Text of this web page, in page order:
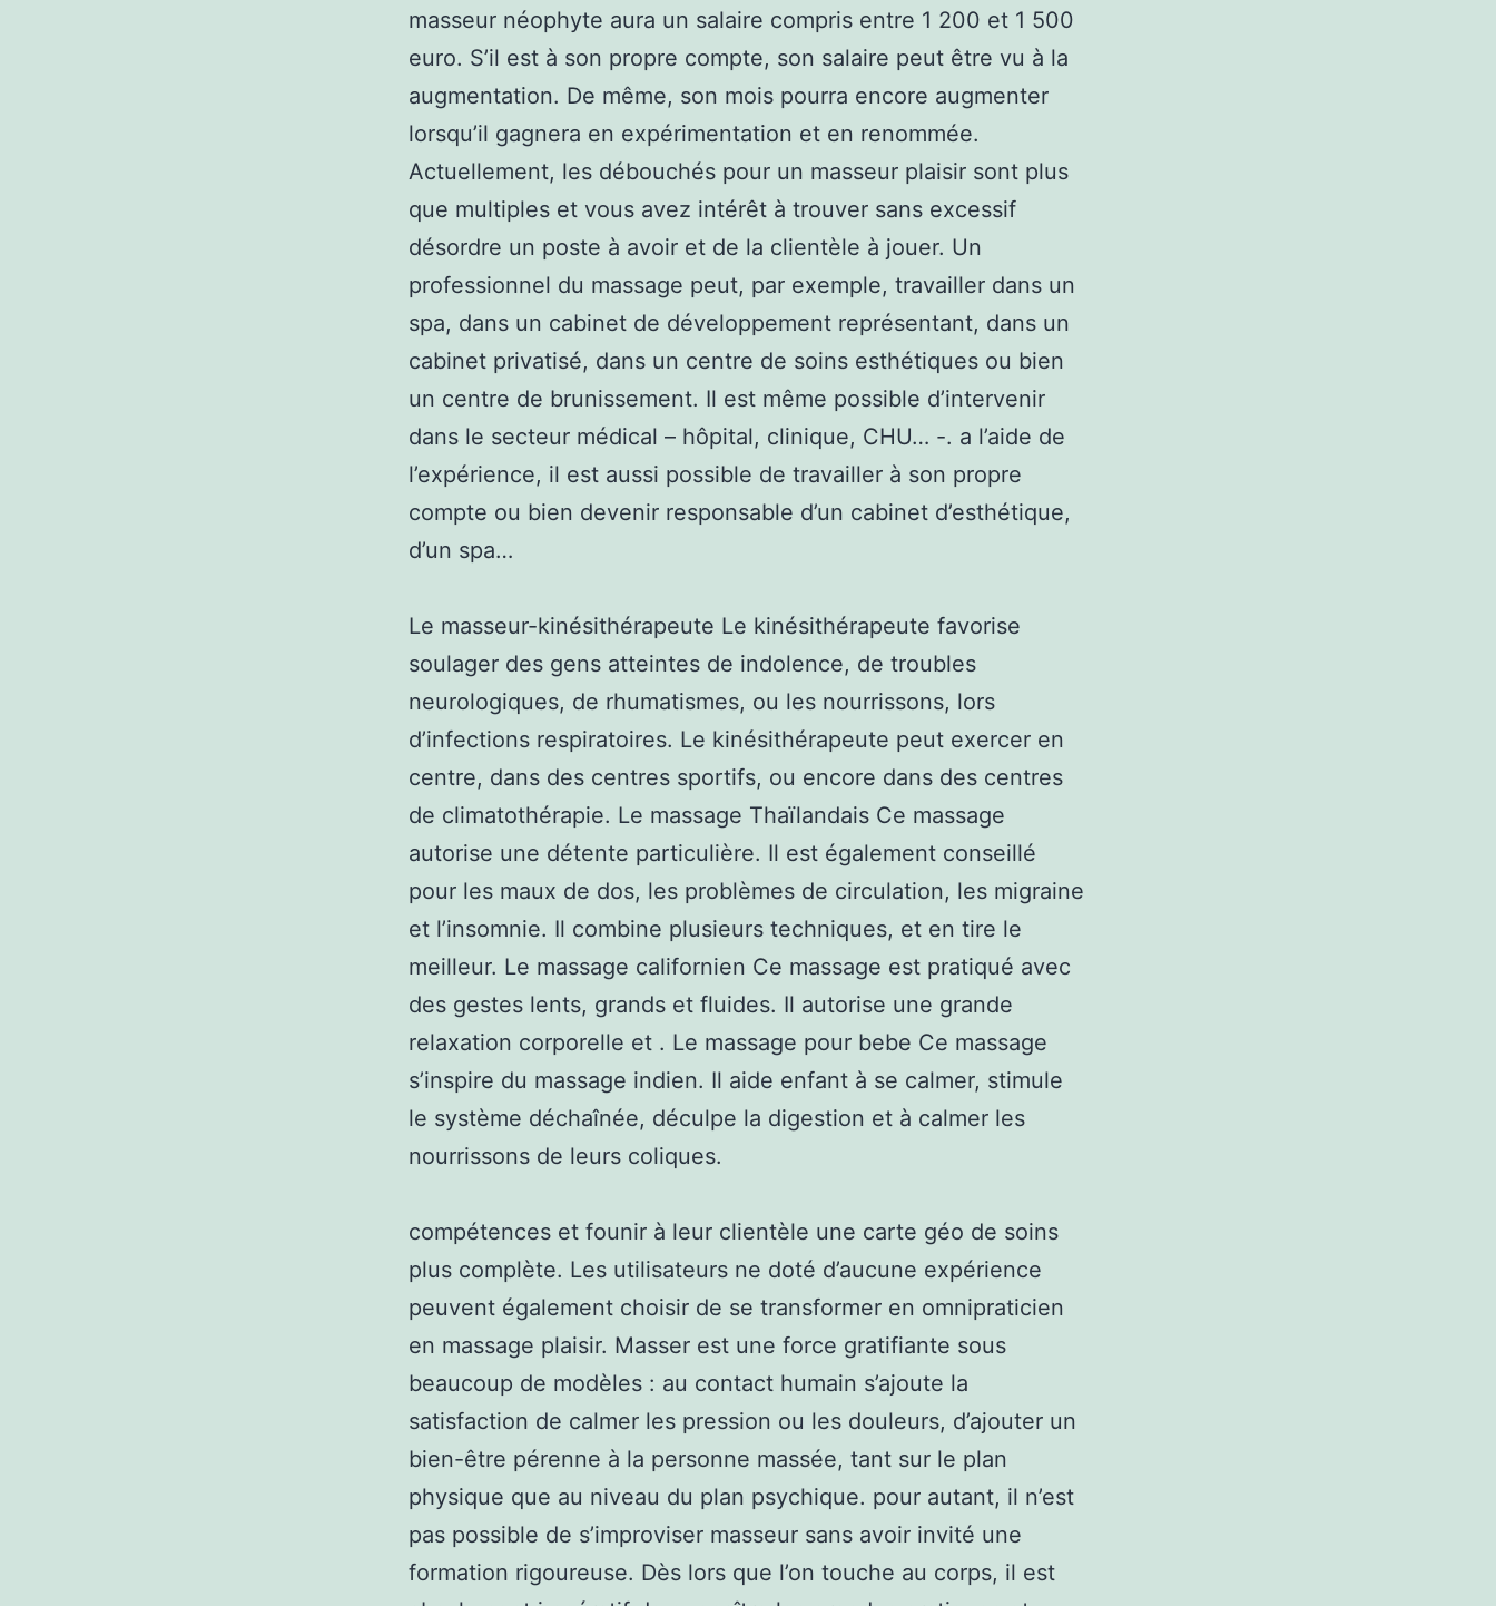
masseur néophyte aura un salaire compris entre 1 200 et 1 500
euro. S’il est à son propre compte, son salaire peut être vu à la
augmentation. De même, son mois pourra encore augmenter
lorsqu’il gagnera en expérimentation et en renommée.
Actuellement, les débouchés pour un masseur plaisir sont plus
que multiples et vous avez intérêt à trouver sans excessif
désordre un poste à avoir et de la clientèle à jouer. Un
professionnel du massage peut, par exemple, travailler dans un
spa, dans un cabinet de développement représentant, dans un
cabinet privatisé, dans un centre de soins esthétiques ou bien
un centre de brunissement. Il est même possible d’intervenir
dans le secteur médical – hôpital, clinique, CHU… -. a l’aide de
l’expérience, il est aussi possible de travailler à son propre
compte ou bien devenir responsable d’un cabinet d’esthétique,
d’un spa…
Le masseur-kinésithérapeute Le kinésithérapeute favorise
soulager des gens atteintes de indolence, de troubles
neurologiques, de rhumatismes, ou les nourrissons, lors
d’infections respiratoires. Le kinésithérapeute peut exercer en
centre, dans des centres sportifs, ou encore dans des centres
de climatothérapie. Le massage Thaïlandais Ce massage
autorise une détente particulière. Il est également conseillé
pour les maux de dos, les problèmes de circulation, les migraine
et l’insomnie. Il combine plusieurs techniques, et en tire le
meilleur. Le massage californien Ce massage est pratiqué avec
des gestes lents, grands et fluides. Il autorise une grande
relaxation corporelle et . Le massage pour bebe Ce massage
s’inspire du massage indien. Il aide enfant à se calmer, stimule
le système déchaînée, déculpe la digestion et à calmer les
nourrissons de leurs coliques.
compétences et founir à leur clientèle une carte géo de soins
plus complète. Les utilisateurs ne doté d’aucune expérience
peuvent également choisir de se transformer en omnipraticien
en massage plaisir. Masser est une force gratifiante sous
beaucoup de modèles : au contact humain s’ajoute la
satisfaction de calmer les pression ou les douleurs, d’ajouter un
bien-être pérenne à la personne massée, tant sur le plan
physique que au niveau du plan psychique. pour autant, il n’est
pas possible de s’improviser masseur sans avoir invité une
formation rigoureuse. Dès lors que l’on touche au corps, il est